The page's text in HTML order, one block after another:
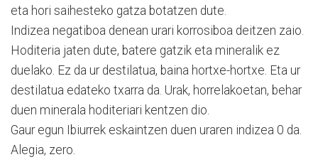
eta hori saihesteko gatza botatzen dute.
Indizea negatiboa denean urari korrosiboa deitzen zaio.
Hoditeria jaten dute, batere gatzik eta mineralik ez
duelako. Ez da ur destilatua, baina hortxe-hortxe. Eta ur
destilatua edateko txarra da. Urak, horrelakoetan, behar
duen minerala hoditeriari kentzen dio.
Gaur egun Ibiurrek eskaintzen duen uraren indizea 0 da.
Alegia, zero.